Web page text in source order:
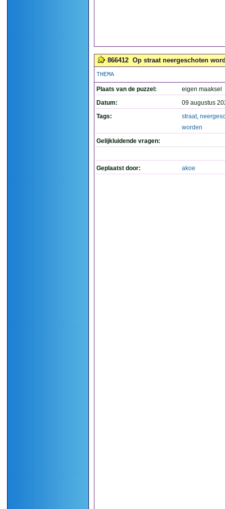
866412 Op straat neergeschoten
THEMA
Plaats van de puzzel:
eigen maaksel
Datum:
09 augustus
Tags:
straat,
worden
Gelijkluidende vragen:
Geplaatst door: akoe